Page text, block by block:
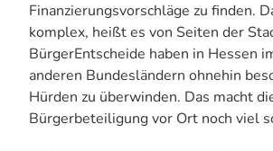
Finanzierungsvorschläge zu finden.
komplex, heißt es von Seiten der
BürgerEntscheide haben in Hessen
anderen Bundesländern ohnehin
Hürden zu überwinden. Das macht
Bürgerbeteiligung vor Ort noch viel